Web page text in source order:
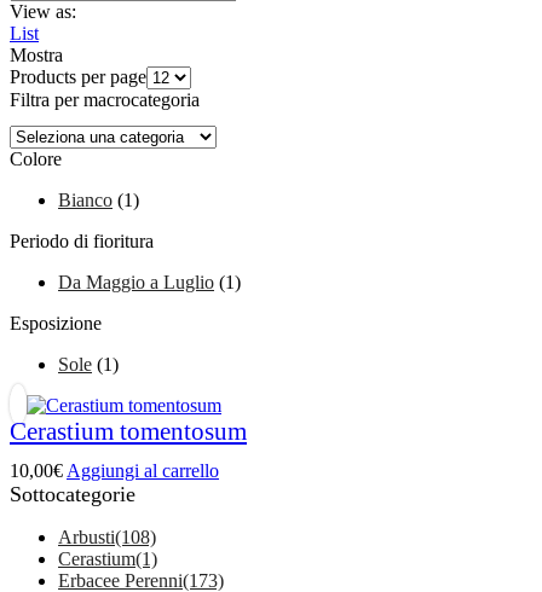
View as:
List
Mostra
Products per page
Filtra per macrocategoria
Colore
Bianco (1)
Periodo di fioritura
Da Maggio a Luglio (1)
Esposizione
Sole (1)
Cerastium tomentosum
10,00€ Aggiungi al carrello
Sottocategorie
Arbusti(108)
Cerastium(1)
Erbacee Perenni(173)